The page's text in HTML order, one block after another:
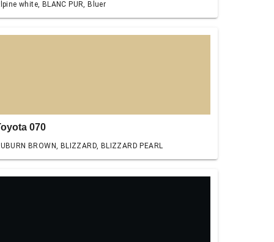
white, BLANC PUR, Bluer
070
BROWN, BLIZZARD, BLIZZARD PEARL